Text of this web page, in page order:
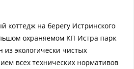
коттедж на берегу Истринского
охраняемом КП Истра парк
экологически чистых
всех технических нормативов